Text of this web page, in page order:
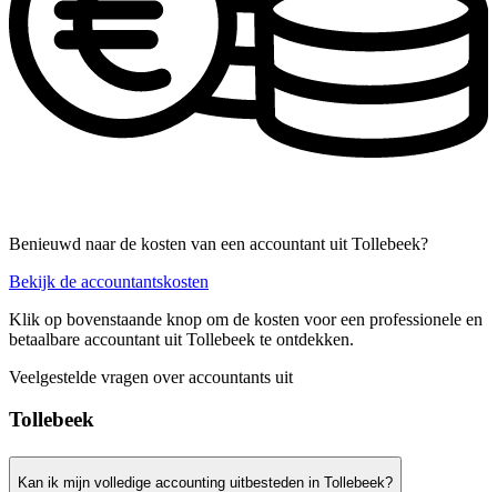
Benieuwd naar de kosten van een accountant uit Tollebeek?
Bekijk de accountantskosten
Klik op bovenstaande knop om de kosten voor een professionele en
betaalbare accountant uit Tollebeek te ontdekken.
Veelgestelde vragen over accountants uit
Tollebeek
Kan ik mijn volledige accounting uitbesteden in Tollebeek?